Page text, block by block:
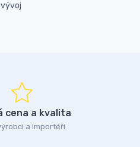
cena a kvalita
a importéři